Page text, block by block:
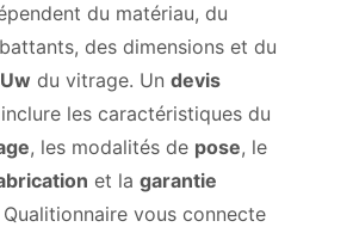
du matériau, du
des dimensions et du
du vitrage. Un devis
les caractéristiques du
, les modalités de pose, le
et la garantie
Qualitionnaire vous connecte